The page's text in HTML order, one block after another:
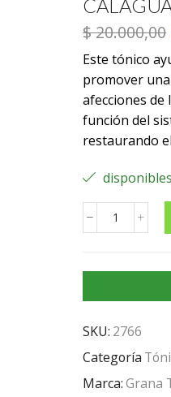
$20.000,00
Este tónico
promover
afecciones de
función del
restaurando
disponibles
SKU: 2766
Categoría
Marca:Grana